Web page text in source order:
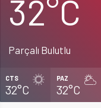
32°C
Parçalı Bulutlu
CTS
32°C
PAZ
32°C